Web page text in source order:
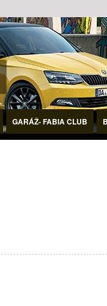
GARÁŽ- FABIA CLUB